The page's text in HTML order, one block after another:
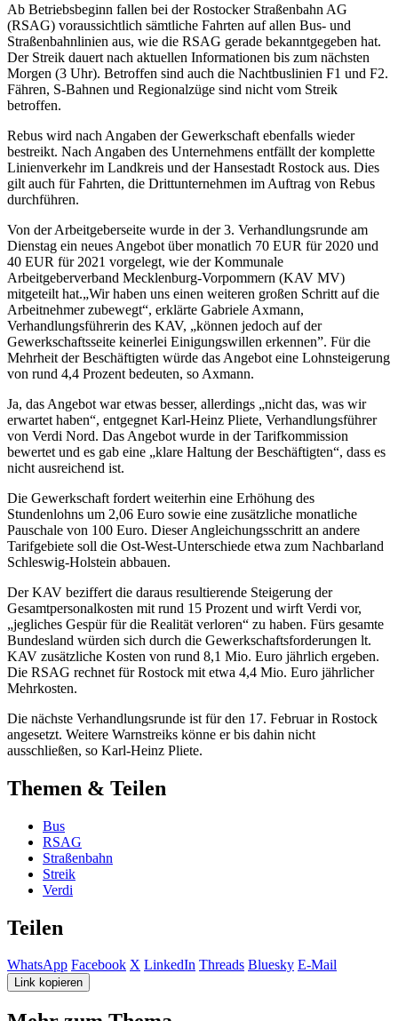
Ab Betriebsbeginn fallen bei der Rostocker Straßenbahn AG
(RSAG) voraussichtlich sämtliche Fahrten auf allen Bus- und
Straßenbahnlinien aus, wie die RSAG gerade bekanntgegeben hat.
Der Streik dauert nach aktuellen Informationen bis zum nächsten
Morgen (3 Uhr). Betroffen sind auch die Nachtbuslinien F1 und F2.
Fähren, S-Bahnen und Regionalzüge sind nicht vom Streik
betroffen.
Rebus wird nach Angaben der Gewerkschaft ebenfalls wieder
bestreikt. Nach Angaben des Unternehmens entfällt der komplette
Linienverkehr im Landkreis und der Hansestadt Rostock aus. Dies
gilt auch für Fahrten, die Drittunternehmen im Auftrag von Rebus
durchführen.
Von der Arbeitgeberseite wurde in der 3. Verhandlungsrunde am
Dienstag ein neues Angebot über monatlich 70 EUR für 2020 und
40 EUR für 2021 vorgelegt, wie der Kommunale
Arbeitgeberverband Mecklenburg-Vorpommern (KAV MV)
mitgeteilt hat.„Wir haben uns einen weiteren großen Schritt auf die
Arbeitnehmer zubewegt“, erklärte Gabriele Axmann,
Verhandlungsführerin des KAV, „können jedoch auf der
Gewerkschaftsseite keinerlei Einigungswillen erkennen”. Für die
Mehrheit der Beschäftigten würde das Angebot eine Lohnsteigerung
von rund 4,4 Prozent bedeuten, so Axmann.
Ja, das Angebot war etwas besser, allerdings „nicht das, was wir
erwartet haben“, entgegnet Karl-Heinz Pliete, Verhandlungsführer
von Verdi Nord. Das Angebot wurde in der Tarifkommission
bewertet und es gab eine „klare Haltung der Beschäftigten“, dass es
nicht ausreichend ist.
Die Gewerkschaft fordert weiterhin eine Erhöhung des
Stundenlohns um 2,06 Euro sowie eine zusätzliche monatliche
Pauschale von 100 Euro. Dieser Angleichungsschritt an andere
Tarifgebiete soll die Ost-West-Unterschiede etwa zum Nachbarland
Schleswig-Holstein abbauen.
Der KAV beziffert die daraus resultierende Steigerung der
Gesamtpersonalkosten mit rund 15 Prozent und wirft Verdi vor,
„jegliches Gespür für die Realität verloren“ zu haben. Fürs gesamte
Bundesland würden sich durch die Gewerkschaftsforderungen lt.
KAV zusätzliche Kosten von rund 8,1 Mio. Euro jährlich ergeben.
Die RSAG rechnet für Rostock mit etwa 4,4 Mio. Euro jährlicher
Mehrkosten.
Die nächste Verhandlungsrunde ist für den 17. Februar in Rostock
angesetzt. Weitere Warnstreiks könne er bis dahin nicht
ausschließen, so Karl-Heinz Pliete.
Themen & Teilen
Bus
RSAG
Straßenbahn
Streik
Verdi
Teilen
WhatsApp Facebook X LinkedIn Threads Bluesky E-Mail
Link kopieren